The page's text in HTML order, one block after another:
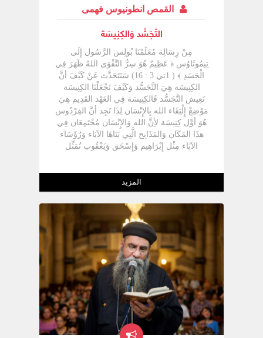
القمص انطونيوس فهمى
التَّجَسُّد وَالكِنِيسَة
مِنْ رِسَالِة مُعَلِّمْنَا بُولِس الرَّسُول إِلَى
تِيمُوثَاوُس ﴿ عَظِيمٌ هُوَ سِرُّ التَّقْوَى اللهُ ظَهَرَ فِي
الْجَسَدِ ﴾ ( 1تي 3 : 16) سَنَتَحَدَّث عَنْ كَيْفَ أنَّ
الكِنِيسَة هِيَ التَّجَسُّد وَكَيْفَ تَجْعَلْنَا الكِنِيسَة
نَعِيش التَّجَسُّد فَالكِنِيسَة فِي العَهْد القَدِيم هِيَ
مَوْضِعْ إِلْتِقَاء الله بِالإِنْسَان لِذَا نَجِد أنَّ الفِرْدُوس
هُوَ أوِّل كِنِيسَة لأِنَّ الله وَالإِنْسَان مُجْتَمِعَان فِي
هذَا المَكَان وَالمَذَابِح الَّتِي بَنَاهَا الآبَاء وَرُؤَسَاء
الآبَاء مِثْل إِبْرَاهِيم وَإِسْحَق وَيَعْقُوب تُمَثِّل
لأِنَّ الخِيمَة كَانَتْ مَوْضِعْ إِلْتِقَاء الله بِالإِنْسَان ثُمَّ
هَيْكَل سُلَيْمَان أيْضاً يُمَثِّل كِنِيسَة وَعِنْدَمَا قَالَ
رَبَّ المَجْد يَسُوع الْمَسِيح أنَّهُ سَوْفَ يَنْقُض
الهِيكَل ثُمَّ يَبْنِيه ( يو 2 : 19) فَهذَا لَهُ مَعْنَى هَام
وَهُوَ أنَّهُ سَوْفَ يَنْقُضَهُ بِمَفْهُومُه الحَجَرِي وَيُقِيمُه
بِمَفْهُومُه الحَيَّ وَلِهذَا سَوْفَ نَتَحَدَّث عَنْ نُقْطِتِينْ
:-
المزيد